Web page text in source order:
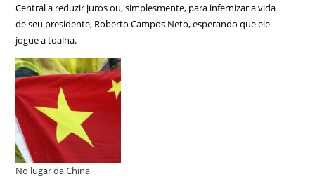
Central a reduzir juros ou, simplesmente, para infernizar a vida
de seu presidente, Roberto Campos Neto, esperando que ele
jogue a toalha.
No lugar da China